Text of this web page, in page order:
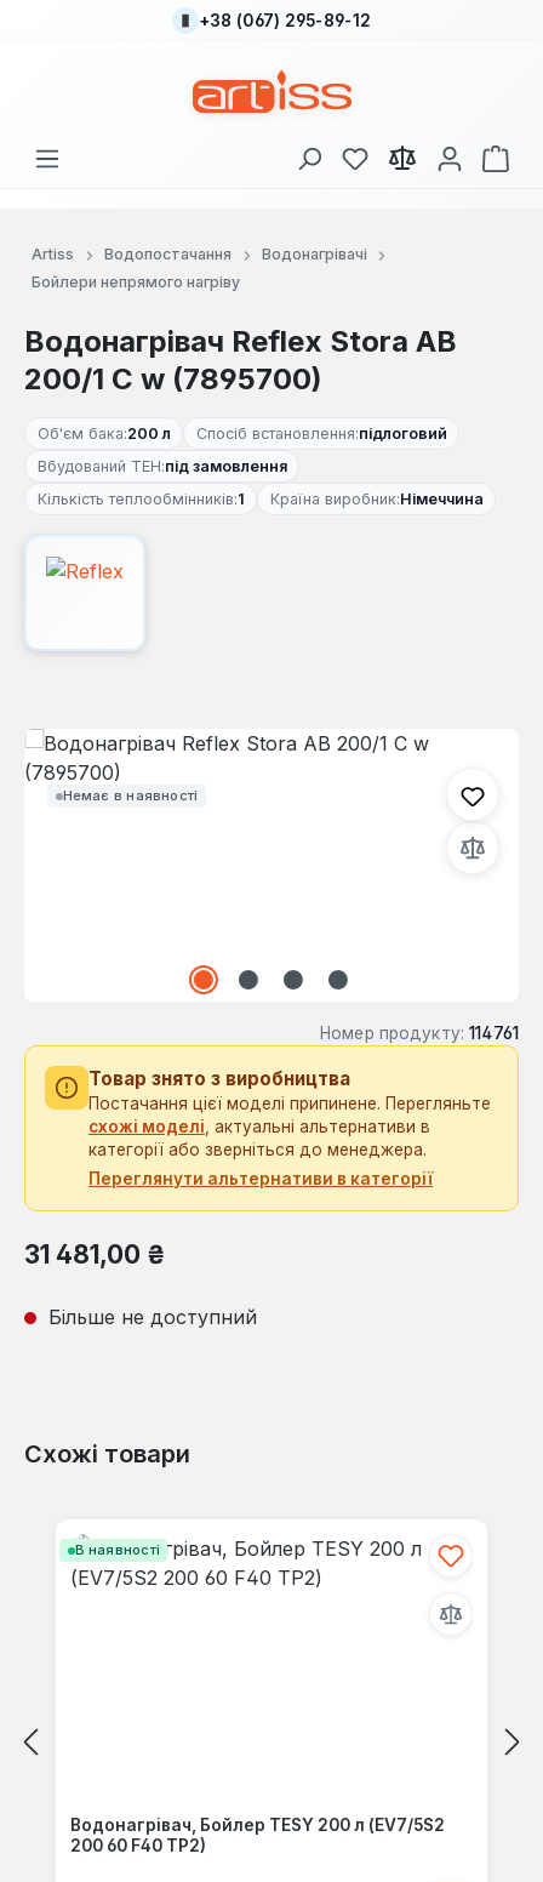
Перейти до основного вмісту
+38 (067) 295-89-12
У вас є 0 у списку
Artiss Водопостачання
Водонагрівачі
Бойлери непрямого нагріву
Водонагрівач Reflex Stora AB
200/1 C w (7895700)
Об'єм бака:200 л Спосіб встановлення:підлоговий
Вбудований ТЕН:під замовлення
Кількість теплообмінників:1 Країна виробник:Німеччина
Немає в наявності
Пропустити галерею зображень
Номер продукту: 114761
Товар знято з виробництва
Постачання цієї моделі припинене. Перегляньте
схожі моделі, актуальні альтернативи в
категорії або зверніться до менеджера.
Переглянути альтернативи в категорії
Звичайна ціна:
31 481,00 ₴
Більше не доступний
Схожі товари
В наявності
Водонагрівач, Бойлер TESY 200 л (EV7/5S2
200 60 F40 TP2)